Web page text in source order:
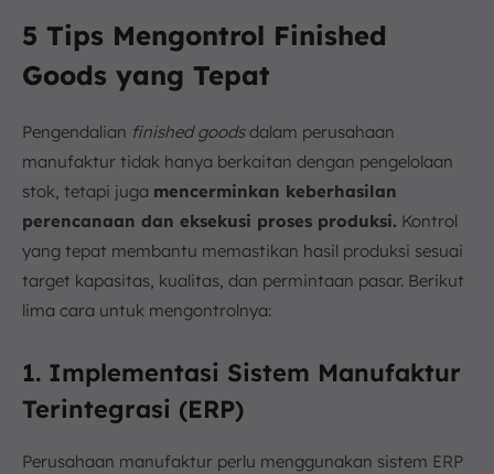
5 Tips Mengontrol Finished
Goods yang Tepat
Pengendalian finished goodsdalam perusahaan
manufaktur tidak hanya berkaitan dengan pengelolaan
stok, tetapi juga mencerminkan keberhasilan
perencanaan dan eksekusi proses produksi. Kontrol
yang tepat membantu memastikan hasil produksi sesuai
target kapasitas, kualitas, dan permintaan pasar. Berikut
lima cara untuk mengontrolnya:
1. Implementasi Sistem Manufaktur
Terintegrasi (ERP)
Perusahaan manufaktur perlu menggunakan sistem ERP